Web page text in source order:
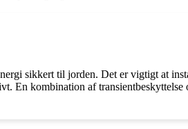
sikkert til jorden. Det er vigtigt at
En kombination af